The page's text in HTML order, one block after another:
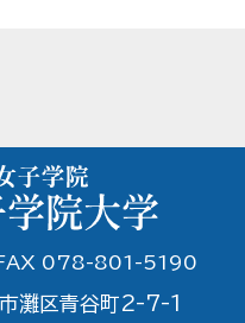
078-801-5190
灘区青谷町2-7-1